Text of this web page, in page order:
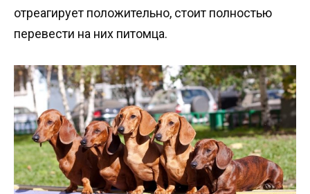
отреагирует положительно, стоит полностью
перевести на них питомца.